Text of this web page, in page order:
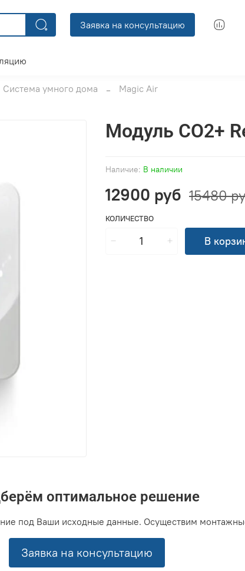
Заявка на консультацию
Система умного дома Magic Air
Наличие: В наличии
Модуль CO2+
12900 руб 15480
КОЛИЧЕСТВО
В
оптимальное решение
под Ваши исходные данные. Осуществим
Заявка на консультацию